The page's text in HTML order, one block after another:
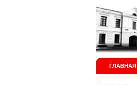
ГЛАВНАЯ